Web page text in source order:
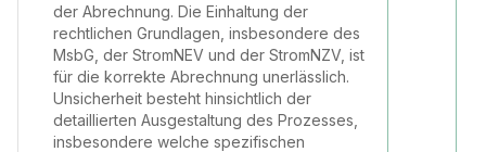
der Abrechnung. Die Einhaltung der
rechtlichen Grundlagen, insbesondere des
MsbG, der StromNEV und der StromNZV, ist
für die korrekte Abrechnung unerlässlich.
Unsicherheit besteht hinsichtlich der
detaillierten Ausgestaltung des Prozesses,
insbesondere welche spezifischen